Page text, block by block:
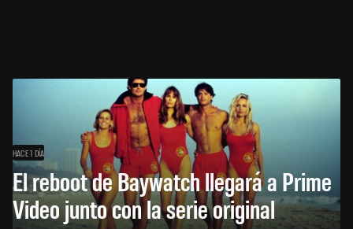
HACE 1 DÍA
El reboot de Baywatch llegará a Prime
Video junto con la serie original